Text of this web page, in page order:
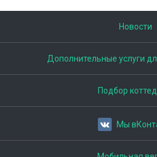
Новости
Дополнительные услуги
Подбор
Мы